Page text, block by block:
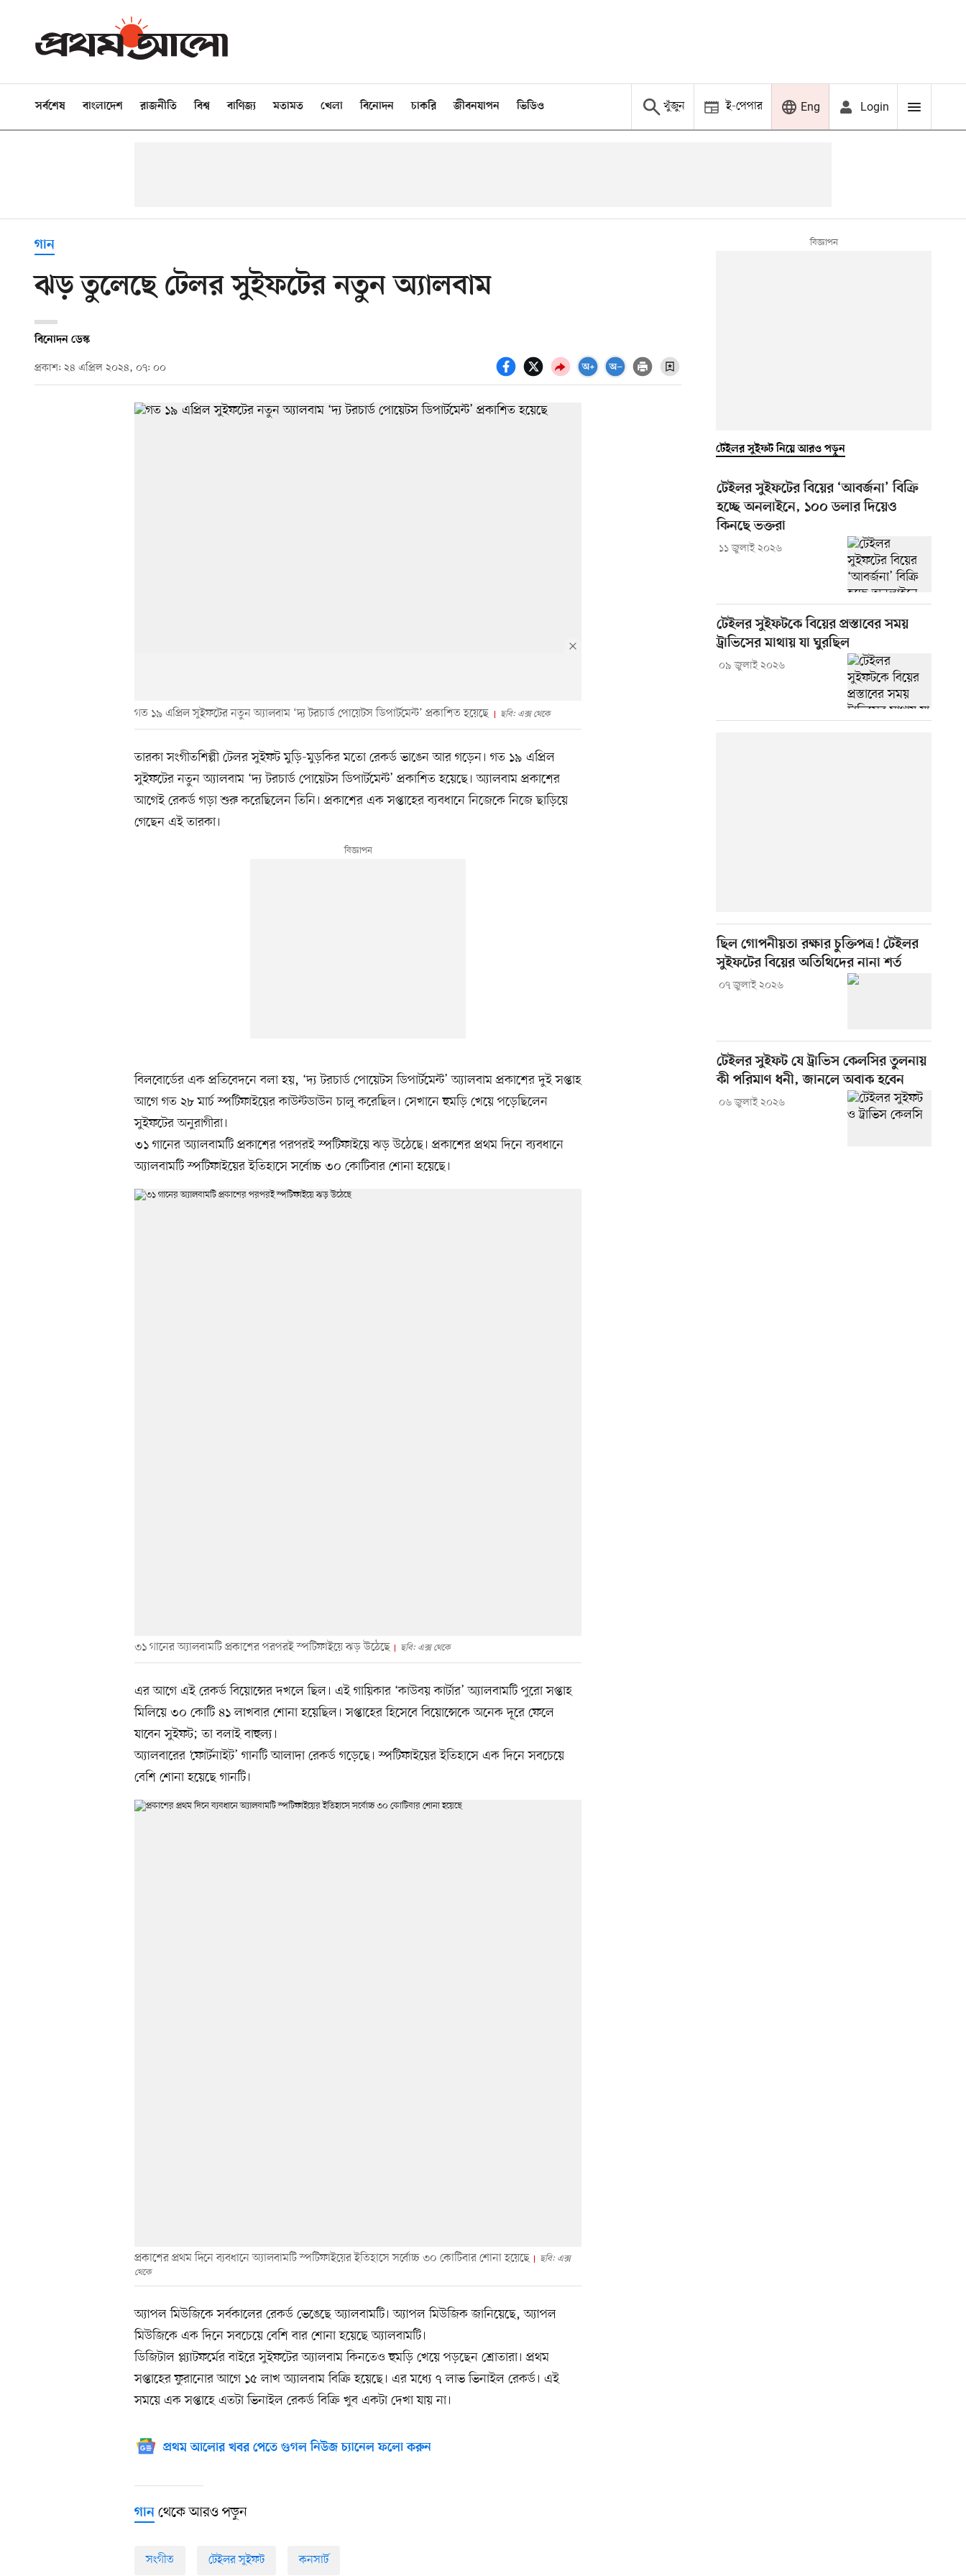
সর্বশেষ বাংলাদেশ রাজনীতি বিশ্ব বাণিজ্য মতামত খেলা বিনোদন চাকরি জীবনযাপন ভিডিও খুঁজুন ই-পেপার Eng Login
গান
ঝড় তুলেছে টেলর সুইফটের নতুন অ্যালবাম
বিনোদন ডেস্ক
প্রকাশ: ২৪ এপ্রিল ২০২৪, ০৭: ০০
গত ১৯ এপ্রিল সুইফটের নতুন অ্যালবাম ‘দ্য টরচার্ড পোয়েটস ডিপার্টমেন্ট’ প্রকাশিত হয়েছে ছবি: এক্স থেকে
তারকা সংগীতশিল্পী টেলর সুইফট মুড়ি-মুড়কির মতো রেকর্ড ভাঙেন আর গড়েন। গত ১৯ এপ্রিল
সুইফটের নতুন অ্যালবাম ‘দ্য টরচার্ড পোয়েটস ডিপার্টমেন্ট’ প্রকাশিত হয়েছে। অ্যালবাম প্রকাশের
আগেই রেকর্ড গড়া শুরু করেছিলেন তিনি। প্রকাশের এক সপ্তাহের ব্যবধানে নিজেকে নিজে ছাড়িয়ে
গেছেন এই তারকা।
বিলবোর্ডের এক প্রতিবেদনে বলা হয়, ‘দ্য টরচার্ড পোয়েটস ডিপার্টমেন্ট’ অ্যালবাম প্রকাশের দুই সপ্তাহ
আগে গত ২৮ মার্চ স্পটিফাইয়ের কাউন্টডাউন চালু করেছিল। সেখানে হুমড়ি খেয়ে পড়েছিলেন
সুইফটের অনুরাগীরা।
৩১ গানের অ্যালবামটি প্রকাশের পরপরই স্পটিফাইয়ে ঝড় উঠেছে। প্রকাশের প্রথম দিনে ব্যবধানে
অ্যালবামটি স্পটিফাইয়ের ইতিহাসে সর্বোচ্চ ৩০ কোটিবার শোনা হয়েছে।
৩১ গানের অ্যালবামটি প্রকাশের পরপরই স্পটিফাইয়ে ঝড় উঠেছে ছবি: এক্স থেকে
এর আগে এই রেকর্ড বিয়োন্সের দখলে ছিল। এই গায়িকার ‘কাউবয় কার্টার’ অ্যালবামটি পুরো সপ্তাহ
মিলিয়ে ৩০ কোটি ৪১ লাখবার শোনা হয়েছিল। সপ্তাহের হিসেবে বিয়োন্সেকে অনেক দূরে ফেলে
যাবেন সুইফট; তা বলাই বাহুল্য।
অ্যালবারের ‘ফোর্টনাইট’ গানটি আলাদা রেকর্ড গড়েছে। স্পটিফাইয়ের ইতিহাসে এক দিনে সবচেয়ে
বেশি শোনা হয়েছে গানটি।
প্রকাশের প্রথম দিনে ব্যবধানে অ্যালবামটি স্পটিফাইয়ের ইতিহাসে সর্বোচ্চ ৩০ কোটিবার শোনা হয়েছে
ছবি: এক্স
থেকে
অ্যাপল মিউজিকে সর্বকালের রেকর্ড ভেঙেছে অ্যালবামটি। অ্যাপল মিউজিক জানিয়েছে, অ্যাপল
মিউজিকে এক দিনে সবচেয়ে বেশি বার শোনা হয়েছে অ্যালবামটি।
ডিজিটাল প্ল্যাটফর্মের বাইরে সুইফটের অ্যালবাম কিনতেও হুমড়ি খেয়ে পড়ছেন শ্রোতারা। প্রথম
সপ্তাহের ফুরানোর আগে ১৫ লাখ অ্যালবাম বিক্রি হয়েছে। এর মধ্যে ৭ লাভ ভিনাইল রেকর্ড। এই
সময়ে এক সপ্তাহে এতটা ভিনাইল রেকর্ড বিক্রি খুব একটা দেখা যায় না।
প্রথম আলোর খবর পেতে গুগল নিউজ চ্যানেল ফলো করুন
গান থেকে আরও পড়ুন
সংগীত টেইলর সুইফট কনসার্ট
টেইলর সুইফট নিয়ে আরও পড়ুন
টেইলর সুইফটের বিয়ের ‘আবর্জনা’ বিক্রি
হচ্ছে অনলাইনে, ১০০ ডলার দিয়েও
কিনছে ভক্তরা
১১ জুলাই ২০২৬
টেইলর সুইফটকে বিয়ের প্রস্তাবের সময়
ট্রাভিসের মাথায় যা ঘুরছিল
০৯ জুলাই ২০২৬
ছিল গোপনীয়তা রক্ষার চুক্তিপত্র! টেইলর
সুইফটের বিয়ের অতিথিদের নানা শর্ত
০৭ জুলাই ২০২৬
টেইলর সুইফট যে ট্রাভিস কেলসির তুলনায়
কী পরিমাণ ধনী, জানলে অবাক হবেন
০৬ জুলাই ২০২৬